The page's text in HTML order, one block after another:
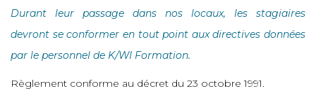
Durant leur passage dans nos locaux, les stagiaires
devront se conformer en tout point aux directives données
par le personnel de K/WI Formation.
Règlement conforme au décret du 23 octobre 1991.